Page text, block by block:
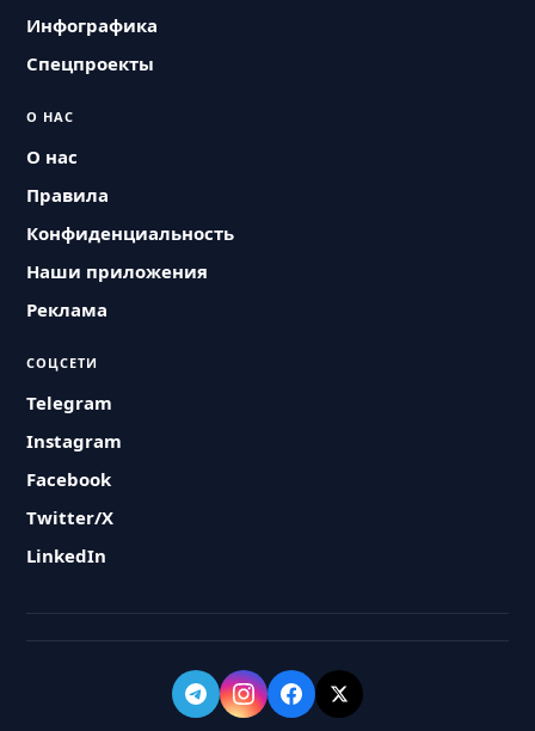
Инфографика
Спецпроекты
О НАС
О нас
Правила
Конфиденциальность
Наши приложения
Реклама
СОЦСЕТИ
Telegram
Instagram
Facebook
Twitter/X
LinkedIn